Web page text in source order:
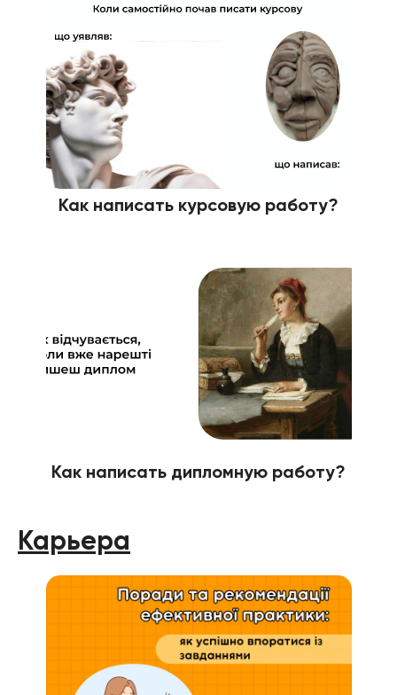
Как написать курсовую работу?
Как написать дипломную работу?
Карьера